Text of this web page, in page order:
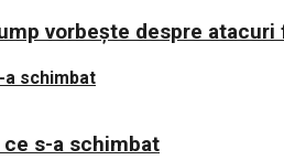
vorbește despre
s-a schimbat